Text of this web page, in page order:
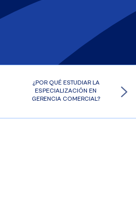
¿POR QUÉ ESTUDIAR LA
ESPECIALIZACIÓN EN
GERENCIA COMERCIAL?